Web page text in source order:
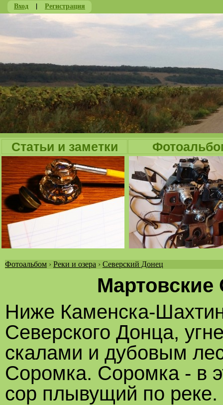
Вход | Регистрация
Статьи и заметки
Фотоальбом › Реки и озера › Северский Донец
Ниже Каменска-
Северского Донца,
скалами и дубовым
Соромка. Соромка - в
сор плывущий по реке.